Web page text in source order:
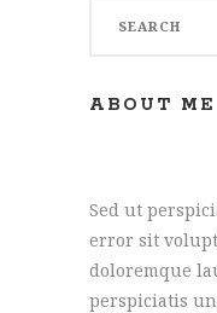
ABOUT ME
Sed ut
error sit
doloremque
perspiciatis